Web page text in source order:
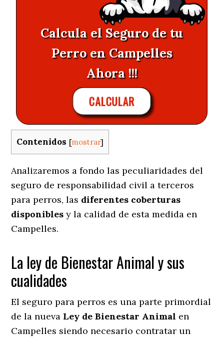
Calcula el Seguro de tu
Perro en Campelles
Ahora !!!
CALCULAR
Contenidos [mostrar]
Analizaremos a fondo las peculiaridades del
seguro de responsabilidad civil a terceros
para perros, las diferentes coberturas
disponibles y la calidad de esta medida en
Campelles.
La ley de Bienestar Animal y sus
cualidades
El seguro para perros es una parte primordial
de la nueva Ley de Bienestar Animal en
Campelles siendo necesario contratar un